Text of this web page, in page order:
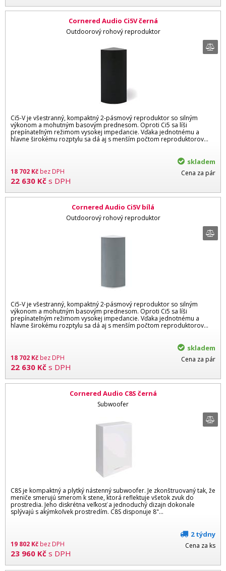
Cornered Audio Ci5V černá
Outdoorový rohový reproduktor
Ci5-V je všestranný, kompaktný 2-pásmový reproduktor so silným
výkonom a mohutným basovým prednesom. Oproti Ci5 sa líši
prepínateľným režimom vysokej impedancie. Vďaka jednotnému a
hlavne širokému rozptylu sa dá aj s menším počtom reproduktorov...
18 702 Kčbez DPH
22 630 Kč s DPH
skladem
Cena za pár
Cornered Audio Ci5V bílá
Outdoorový rohový reproduktor
Ci5-V je všestranný, kompaktný 2-pásmový reproduktor so silným
výkonom a mohutným basovým prednesom. Oproti Ci5 sa líši
prepínateľným režimom vysokej impedancie. Vďaka jednotnému a
hlavne širokému rozptylu sa dá aj s menším počtom reproduktorov...
18 702 Kčbez DPH
22 630 Kč s DPH
skladem
Cena za pár
Cornered Audio C8S černá
Subwoofer
C8S je kompaktný a plytký nástenný subwoofer. Je zkonštruovaný tak, že
meniče smerujú smerom k stene, ktorá reflektuje všetok zvuk do
prostredia. Jeho diskrétna veľkosť a jednoduchý dizajn dokonale
splývajú s akýmkoľvek prostredím. C8S disponuje 8"...
19 802 Kčbez DPH
23 960 Kč s DPH
2 týdny
Cena za ks